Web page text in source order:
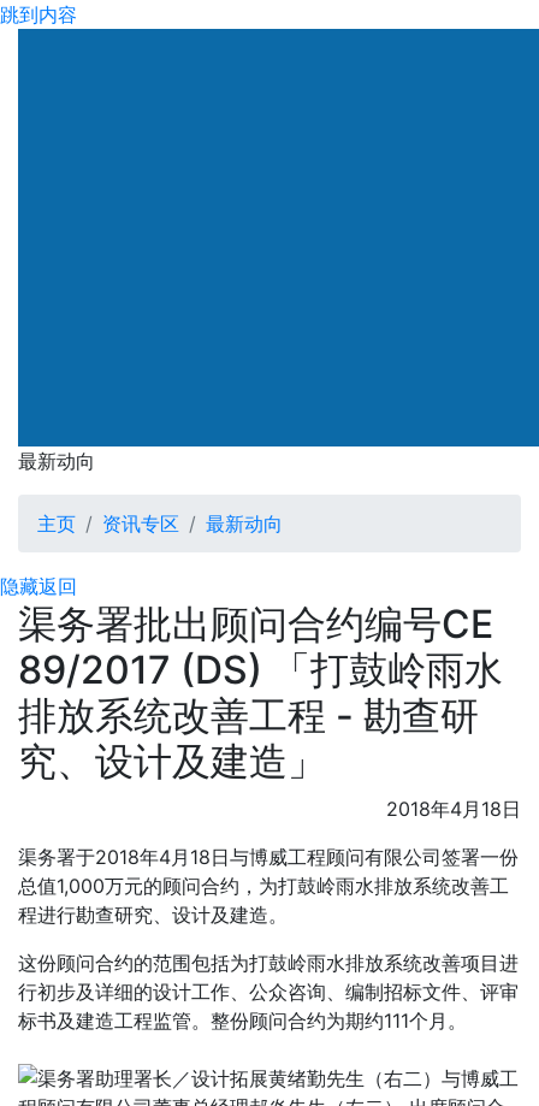
跳到内容
最新动向
最新动向
主页 资讯专区 最新动向
隐藏返回
渠务署批出顾问合约编号CE
89/2017 (DS) 「打鼓岭雨水
排放系统改善工程 - 勘查研
究、设计及建造」
2018年4月18日
渠务署于2018年4月18日与博威工程顾问有限公司签署一份
总值1,000万元的顾问合约，为打鼓岭雨水排放系统改善工
程进行勘查研究、设计及建造。
这份顾问合约的范围包括为打鼓岭雨水排放系统改善项目进
行初步及详细的设计工作、公众咨询、编制招标文件、评审
标书及建造工程监管。整份顾问合约为期约111个月。